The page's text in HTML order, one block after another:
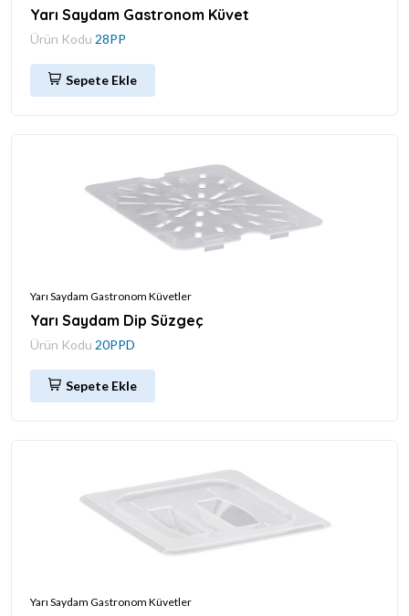
Yarı Saydam Gastronom Küvet
Ürün Kodu 28PP
Sepete Ekle
Yarı Saydam Gastronom Küvetler
Yarı Saydam Dip Süzgeç
Ürün Kodu 20PPD
Sepete Ekle
Yarı Saydam Gastronom Küvetler